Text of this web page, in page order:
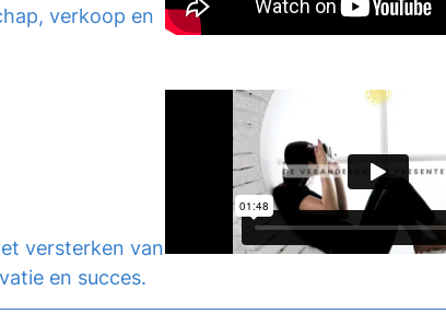
verkoop en
versterken van
en succes.